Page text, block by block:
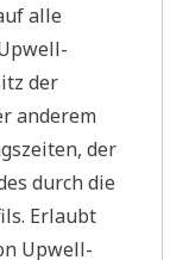
alle
der
anderem
der
durch die
Erlaubt
Upwell-